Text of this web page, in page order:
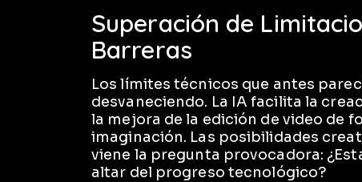
Superación de
Barreras
Los límites técnicos que antes
desvaneciendo. La IA facilita la
la mejora de la edición de video de
imaginación. Las posibilidades
viene la pregunta provocadora:
altar del progreso tecnológico?